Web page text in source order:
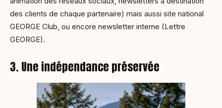
des clients de chaque partenaire) mais aussi site national
GEORGE Club, ou encore newsletter interne (Lettre
GEORGE).
3. Une indépendance préservée